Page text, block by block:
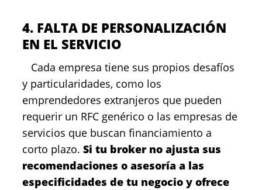
4. FALTA DE PERSONALIZACIÓN
EN EL SERVICIO
Cada empresa tiene sus propios desafíos
y particularidades, como los
emprendedores extranjeros que pueden
requerir un RFC genérico o las empresas de
servicios que buscan financiamiento a
corto plazo. Si tu broker no ajusta sus
recomendaciones o asesoría a las
especificidades de tu negocio y ofrece